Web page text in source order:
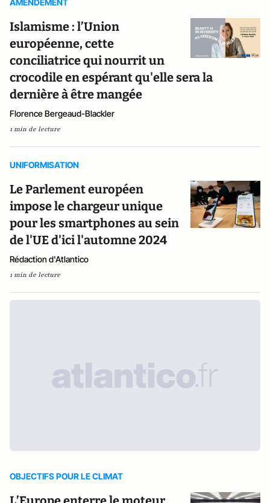
AMENDEMENT
Islamisme : l’Union
européenne, cette
conciliatrice qui nourrit un
crocodile en espérant qu'elle sera la
dernière à être mangée
Florence Bergeaud-Blackler
1 min de lecture
UNIFORMISATION
Le Parlement européen
impose le chargeur unique
pour les smartphones au sein
de l'UE d'ici l'automne 2024
Rédaction d'Atlantico
1 min de lecture
OBJECTIFS POUR LE CLIMAT